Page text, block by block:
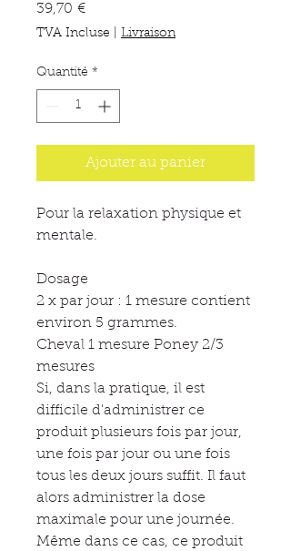
39,70 €Prix
TVA Incluse Livraison
Quantité *
Ajouter au panier
Pour la relaxation physique et
mentale.
Dosage
2 x par jour : 1 mesure contient
environ 5 grammes.
Cheval 1 mesure Poney 2/3
mesures
Si, dans la pratique, il est
difficile d'administrer ce
produit plusieurs fois par jour,
une fois par jour ou une fois
tous les deux jours suffit. Il faut
alors administrer la dose
maximale pour une journée.
Même dans ce cas, ce produit